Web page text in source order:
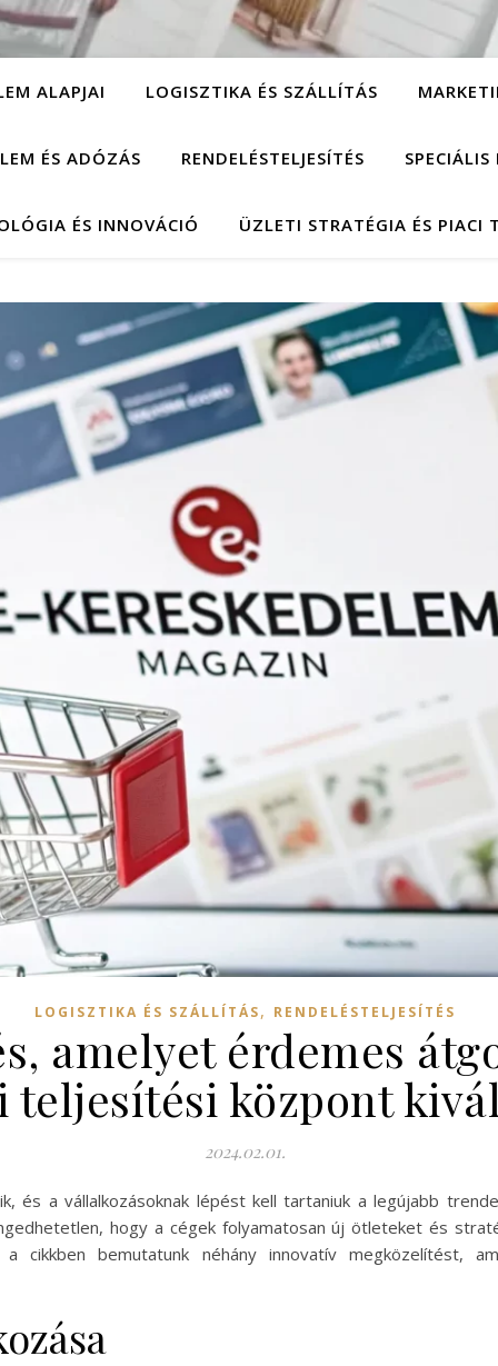
ALAPJAI LOGISZTIKA ÉS SZÁLLÍTÁS
ÉS ADÓZÁS RENDELÉSTELJESÍTÉS SPECIÁLIS
ÉS INNOVÁCIÓ ÜZLETI STRATÉGIA ÉS PIACI
LOGISZTIKA ÉS SZÁLLÍTÁS, RENDELÉSTELJESÍTÉS
amelyet érdemes
teljesítési központ
2024.02.01.
és a vállalkozásoknak lépést kell tartaniuk a legújabb
hogy a cégek folyamatosan új ötleteket és
cikkben bemutatunk néhány innovatív megközelítést,